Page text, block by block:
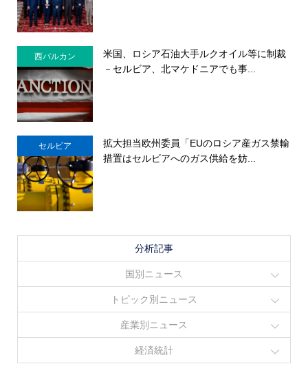
西バルカン
米国、ロシア石油大手ルクオイル等に制裁
－セルビア、北マケドニアでも事...
セルビア
拡大担当欧州委員「EUのロシア産ガス禁輸
措置はセルビアへのガス供給を妨...
分析記事
国別ニュース
トピック別ニュース
産業別ニュース
経済統計